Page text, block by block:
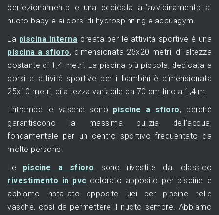
perfezionamento e una dedicata all’avvicinamento al
nuoto baby e ai corsi di hydrospinning e acquagym.
La piscina interna creata per le attività sportive è una
piscina a sfioro, dimensionata 25x20 metri, di altezza
costante di 1,4 metri. La piscina più piccola, dedicata a
corsi e attività sportive per i bambini è dimensionata
25x10 metri, di altezza variabile da 70 cm fino a 1,4 m.
Entrambe le vasche sono piscine a sfioro, perché
garantiscono la massima pulizia dell’acqua,
fondamentale per un centro sportivo frequentato da
molte persone.
Le piscine a sfioro sono rivestite dal classico
rivestimento in pvc colorato apposito per piscine e
abbiamo installato apposite luci per piscine nelle
vasche, così da permettere il nuoto sempre. Abbiamo